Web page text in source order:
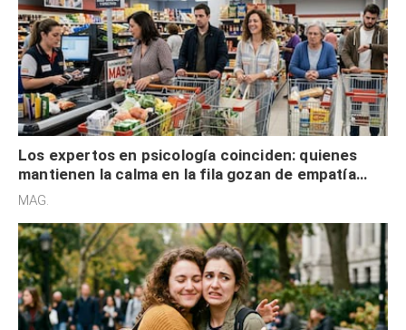
Los expertos en psicología coinciden: quienes
mantienen la calma en la fila gozan de empatía
cognitiva, gratitud y no solo tienen autocontrol
MAG.